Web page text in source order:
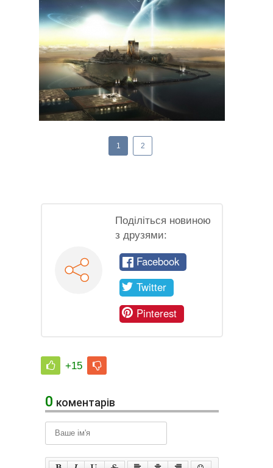
1 2
Поділіться новиною
з друзями:
Facebook
Twitter
Pinterest
+15
0 коментарів